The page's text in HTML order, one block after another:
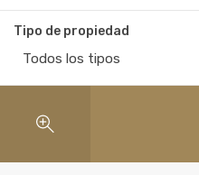
Tipo de propiedad
Todos los tipos